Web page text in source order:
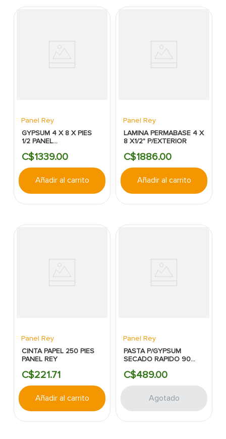
Panel Rey
GYPSUM 4 X 8 X PIES
1/2 PANEL
C$1339.00
Añadir al carrito
Panel Rey
LAMINA PERMABASE 4 X
8 X1/2" P/EXTERIOR
C$1886.00
Añadir al carrito
Panel Rey
CINTA PAPEL 250 PIES
PANEL REY
C$221.71
Añadir al carrito
Panel Rey
PASTA P/GYPSUM
SECADO RAPIDO 90
C$489.00
Agotado